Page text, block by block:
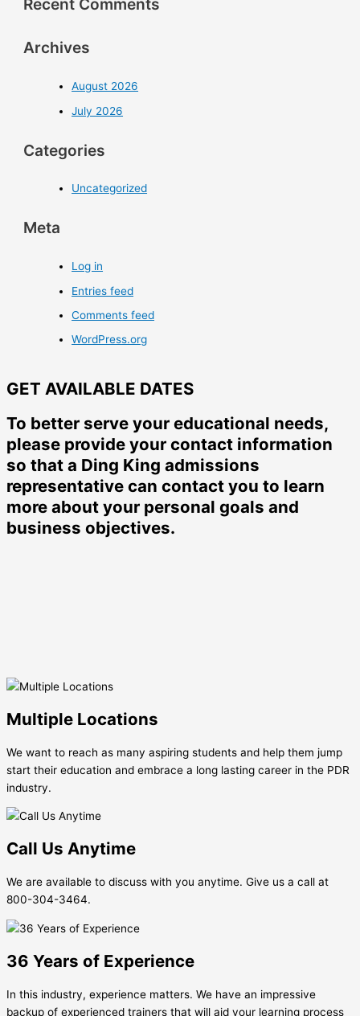
Recent Comments
Archives
August 2026
July 2026
Categories
Uncategorized
Meta
Log in
Entries feed
Comments feed
WordPress.org
GET AVAILABLE DATES
To better serve your educational needs,
please provide your contact information
so that a Ding King admissions
representative can contact you to learn
more about your personal goals and
business objectives.
Multiple Locations
We want to reach as many aspiring students and help them jump
start their education and embrace a long lasting career in the PDR
industry.
Call Us Anytime
We are available to discuss with you anytime. Give us a call at
800-304-3464.
36 Years of Experience
In this industry, experience matters. We have an impressive
backup of experienced trainers that will aid your learning process